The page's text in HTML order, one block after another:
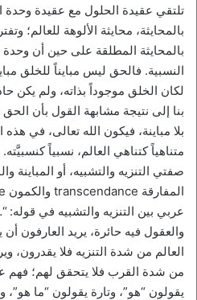
تلتقي عقيدة الحلول مع عقيدة وحدة
بالمحايثة، محايثة الألوهة للعالم؛
بالمحايثة المطلقة على حين أن وحدة
النسبية. فالحق ليس مبايناً للخلق
لكان الخلق موجوداً بذاته، ولم يكن
بنا إلى نتيجة مشابهة القول بأن
بلا مباينة، فيكون الله تعالى، في هذه
متناهياً كتناهي العالم، نسبياً
صفتي التنزيه والتشبيه، أو المباينة
عربي بين التنزيه والتشبيه في قوله:
والعقول فيه حائرة، يريد العارفون
العالم من شدة التنزيه فلا يقدرون،
من شدة القرب فلا يتحقق لهم؛ فهم
يقولون “هو”، وتارة يقولون “ما هو”،